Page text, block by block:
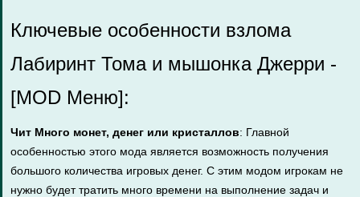
Ключевые особенности взлома
Лабиринт Тома и мышонка Джерри -
[MOD Меню]:
Чит Много монет, денег или кристаллов: Главной
особенностью этого мода является возможность получения
большого количества игровых денег. С этим модом игрокам не
нужно будет тратить много времени на выполнение задач и